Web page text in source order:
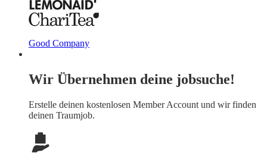
Good Company
Wir Übernehmen deine jobsuche!
Erstelle deinen kostenlosen Member Account und wir finden
deinen Traumjob.